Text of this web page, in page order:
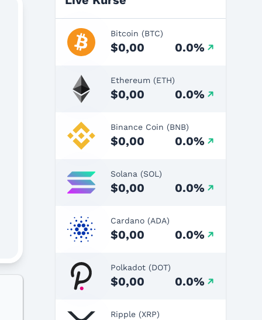
Bitcoin (BTC)
$0,00 0.0%
Ethereum (ETH)
$0,00 0.0%
Binance Coin (BNB)
$0,00 0.0%
Solana (SOL)
$0,00 0.0%
Cardano (ADA)
$0,00 0.0%
Polkadot (DOT)
$0,00 0.0%
Ripple (XRP)